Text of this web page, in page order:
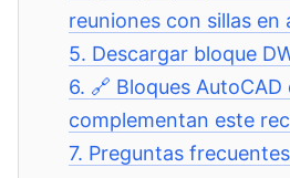
reuniones con sillas en
5. Descargar bloque
6. 🔗 Bloques AutoCAD
complementan este
7. Preguntas frecuentes